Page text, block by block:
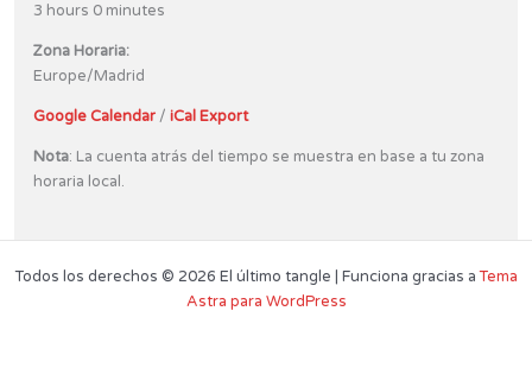
3 hours 0 minutes
Zona Horaria:
Europe/Madrid
Google Calendar/ iCal Export
Nota: La cuenta atrás del tiempo se muestra en base a tu zona
horaria local.
Todos los derechos © 2026 El último tangle | Funciona gracias aTema
Astra para WordPress